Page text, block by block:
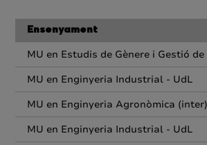
Ensenyament
MU en Estudis de Gènere i Gestió
MU en Enginyeria Industrial - UdL
MU en Enginyeria Agronòmica
MU en Enginyeria Industrial - UdL